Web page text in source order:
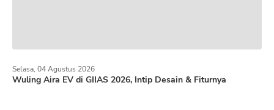
Wuling Aira EV di GIIAS 2026, Intip Desain & Fiturnya
Selasa, 04 Agustus 2026